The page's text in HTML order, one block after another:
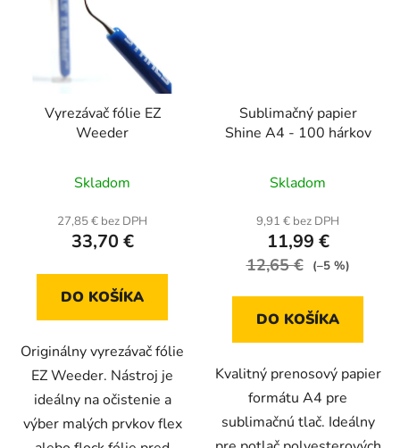
Vyrezávač fólie EZ
Weeder
Skladom
27,85 € bez DPH
33,70 €
DO KOŠÍKA
Originálny vyrezávač fólie
EZ Weeder. Nástroj je
ideálny na očistenie a
výber malých prvkov flex
Sublimačný papier
Shine A4 - 100 hárkov
hodnotenie
produktu
je
4,7
5
Skladom
9,91 € bez DPH
11,99 €
12,65 € (–5 %)
DO KOŠÍKA
Kvalitný prenosový papier
formátu A4 pre
sublimačnú tlač. Ideálny